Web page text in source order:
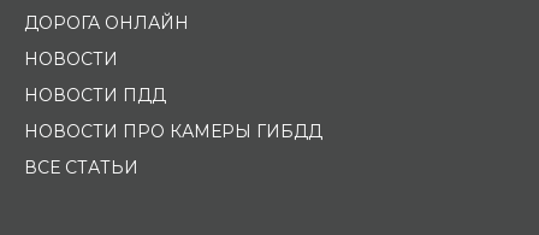
ДОРОГА ОНЛАЙН
НОВОСТИ
НОВОСТИ ПДД
НОВОСТИ ПРО КАМЕРЫ ГИБДД
ВСЕ СТАТЬИ